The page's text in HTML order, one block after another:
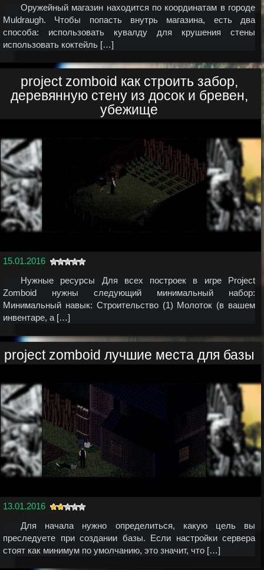
Оружейный магазин находится по координатам в городе
Muldraugh. Чтобы попасть внутрь магазина, есть два
способа: использовать кувалду для крушения стены
использовать коктейль […]
project zomboid как строить забор,
деревянную стену из досок и бревен,
убежище
15.01.2016
Нужные ресурсы Для всех построек в игре Project
Zomboid нужны следующий минимальный набор:
Минимальный навык: Строительство (1) Молоток (в вашем
инвентаре, а […]
project zomboid лучшие места для базы
13.01.2016
Для начала нужно определиться, какую цель вы
преследуете при создании базы. Если настройки сервера
стоят как минимум по умолчанию, это значит, что […]